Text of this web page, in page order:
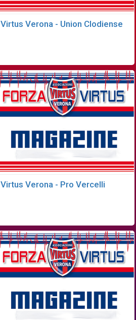
Virtus Verona - Union Clodiense
Virtus Verona - Pro Vercelli